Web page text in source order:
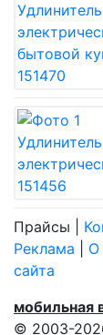
Прайсы
Реклама
О
сайта
мобильная
© 2003-